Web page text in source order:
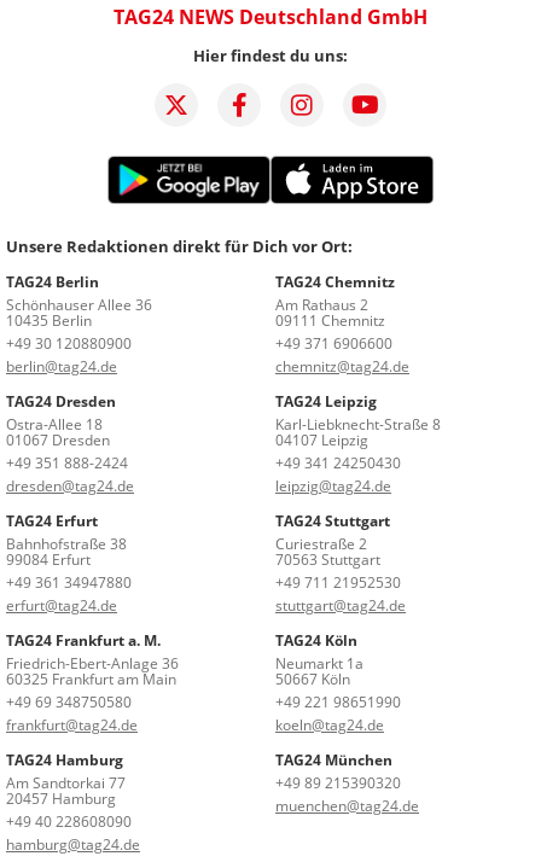
TAG24 NEWS Deutschland GmbH
Hier findest du uns:
Unsere Redaktionen direkt für Dich vor Ort:
TAG24 Berlin
Schönhauser Allee 36
10435 Berlin
+49 30 120880900
berlin@tag24.de
TAG24 Chemnitz
Am Rathaus 2
09111 Chemnitz
+49 371 6906600
chemnitz@tag24.de
TAG24 Dresden
Ostra-Allee 18
01067 Dresden
+49 351 888-2424
dresden@tag24.de
TAG24 Leipzig
Karl-Liebknecht-Straße 8
04107 Leipzig
+49 341 24250430
leipzig@tag24.de
TAG24 Erfurt
Bahnhofstraße 38
99084 Erfurt
+49 361 34947880
erfurt@tag24.de
TAG24 Stuttgart
Curiestraße 2
70563 Stuttgart
+49 711 21952530
stuttgart@tag24.de
TAG24 Frankfurt a. M.
Friedrich-Ebert-Anlage 36
60325 Frankfurt am Main
+49 69 348750580
frankfurt@tag24.de
TAG24 Köln
Neumarkt 1a
50667 Köln
+49 221 98651990
koeln@tag24.de
TAG24 Hamburg
Am Sandtorkai 77
20457 Hamburg
+49 40 228608090
hamburg@tag24.de
TAG24 München
+49 89 215390320
muenchen@tag24.de